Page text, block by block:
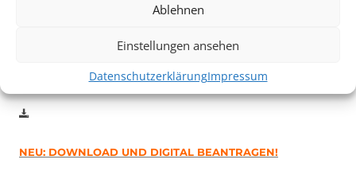
Ablehnen
Einstellungen ansehen
DatenschutzerklärungImpressum
Weitere Details zum Festival finden Sie
DIGITAL KULTURPASS BEANTRAGEN
NEU: DOWNLOAD UND DIGITAL BEANTRAGEN!